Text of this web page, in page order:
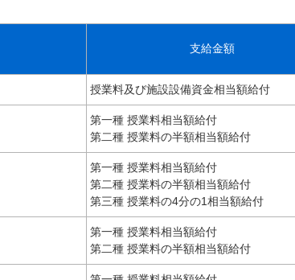
支給金額
授業料及び施設設備資金相当額給付
第一種 授業料相当額給付
第二種 授業料の半額相当額給付
第一種 授業料相当額給付
第二種 授業料の半額相当額給付
第三種 授業料の4分の1相当額給付
第一種 授業料相当額給付
第二種 授業料の半額相当額給付